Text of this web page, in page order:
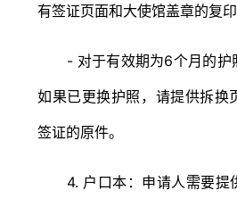
有签证页面和大使馆盖章的复印
- 对于有效期为6个月的护照
如果已更换护照，请提供拆换
签证的原件。
4. 户口本：申请人需要提